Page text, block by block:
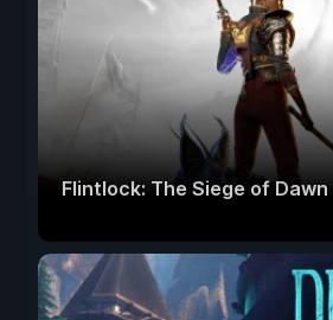
Flintlock: The Siege of Dawn